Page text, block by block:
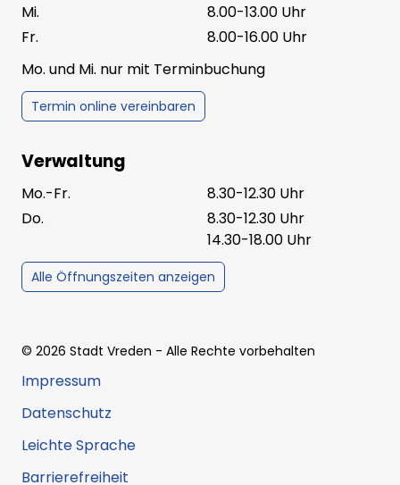
Mi.
8.00-13.00 Uhr
Fr.
8.00-16.00 Uhr
Mo. und Mi. nur mit Terminbuchung
Termin online vereinbaren
Verwaltung
Mo.-Fr.
8.30-12.30 Uhr
Do.
8.30-12.30 Uhr
14.30-18.00 Uhr
Alle Öffnungszeiten anzeigen
© 2026 Stadt Vreden - Alle Rechte vorbehalten
Impressum
Datenschutz
Leichte Sprache
Barrierefreiheit